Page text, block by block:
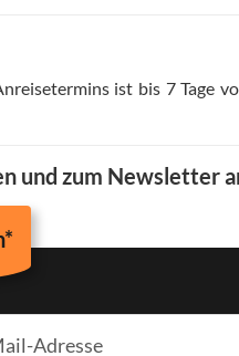
ist bis 7 Tage
und zum Newsletter